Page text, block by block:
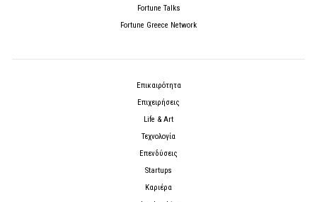
Fortune Talks
Fortune Greece Network
Επικαιρότητα
Επιχειρήσεις
Life & Art
Τεχνολογία
Επενδύσεις
Startups
Καριέρα